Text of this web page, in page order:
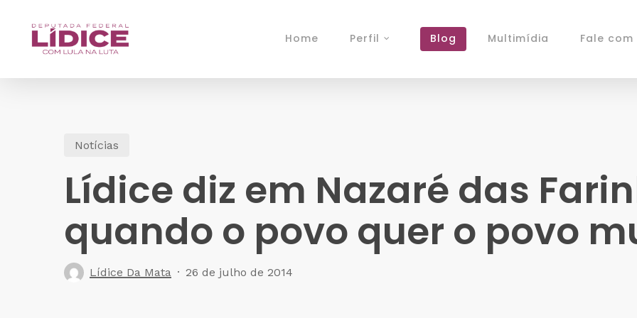
Home Perfil Blog Multimídia Fale com
Notícias
Lídice diz em Nazaré das
quando o povo quer o povo
Lídice Da Mata 26 de julho de 2014